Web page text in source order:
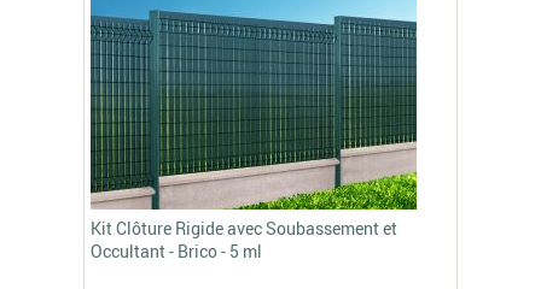
Kit Clôture Rigide avec Soubassement et
Occultant - Brico - 5 ml